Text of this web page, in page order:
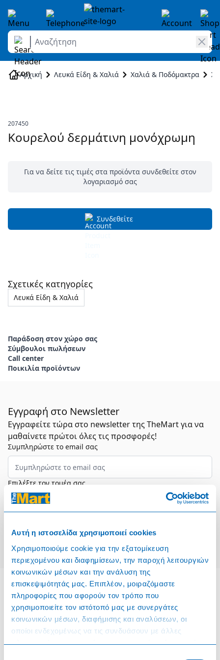
Αυτή η ιστοσελίδα χρησιμοποιεί cookies
Χρησιμοποιούμε cookie για την εξατομίκευση
περιεχομένου και διαφημίσεων, την παροχή λειτουργιών
κοινωνικών μέσων και την ανάλυση της
επισκεψιμότητάς μας. Επιπλέον, μοιραζόμαστε
πληροφορίες που αφορούν τον τρόπο που
χρησιμοποιείτε τον ιστότοπό μας με συνεργάτες
κοινωνικών μέσων, διαφήμισης και αναλύσεων, οι
οποίοι ενδεχομένως να τις συνδυάσουν με άλλες
πληροφορίες που τους έχετε παραχωρήσει ή τις οποίες
Skip to Content
Αναζήτηση
Αρχική Λευκά Είδη & Χαλιά Χαλιά & Ποδόμακτρα
207450
Κουρελού δερμάτινη μονόχρωμη
Για να δείτε τις τιμές στα προϊόντα συνδεθείτε στον
λογαριασμό σας
Συνδεθείτε
Σχετικές κατηγορίες
Λευκά Είδη & Χαλιά
Παράδοση στον χώρο σας
Σύμβουλοι πωλήσεων
Call center
Ποικιλία προϊόντων
Εγγραφή στο Newsletter
Εγγραφείτε τώρα στο newsletter της TheMart για να
μαθαίνετε πρώτοι όλες τις προσφορές!
Συμπληρώστε το email σας
Επιλέξτε τον τομέα σας
Εγγραφή
Πληροφορίες
Όροι & Προϋποθέσεις
Πολιτική Cookies